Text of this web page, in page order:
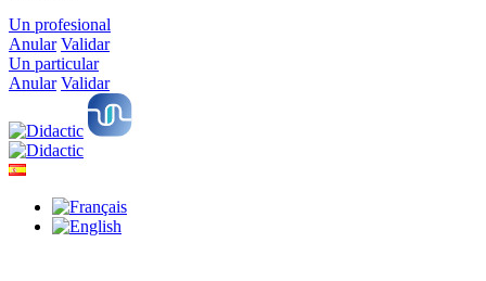
Un profesional
Anular Validar
Un particular
Anular Validar